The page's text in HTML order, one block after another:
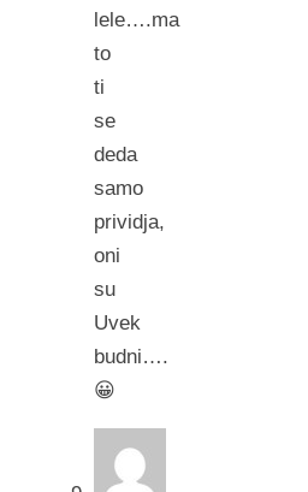
lele….ma
to
ti
se
deda
samo
prividja,
oni
su
Uvek
budni….
😀